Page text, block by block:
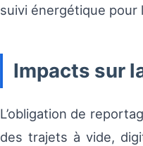
suivi énergétique pour
Impacts sur
L’obligation de
des trajets à vide,